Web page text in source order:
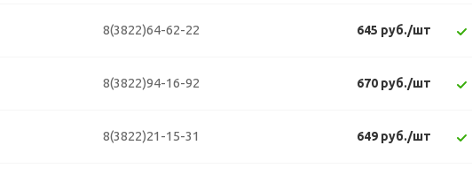
8(3822)64-62-22 645 руб./шт
8(3822)94-16-92 670 руб./шт
8(3822)21-15-31 649 руб./шт